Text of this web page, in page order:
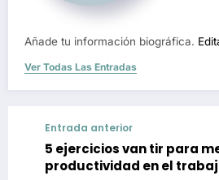
Añade tu información biográfica.
Ver Todas Las Entradas
Entrada anterior
5 ejercicios van tir para
productividad en el